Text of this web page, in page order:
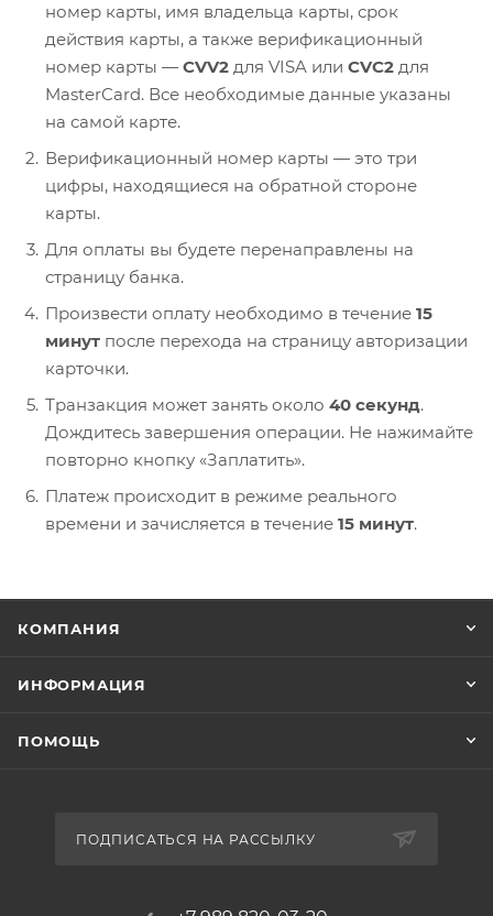
номер карты, имя владельца карты, срок
действия карты, а также верификационный
номер карты — CVV2 для VISA или CVC2 для
MasterCard. Все необходимые данные указаны
на самой карте.
Верификационный номер карты — это три
цифры, находящиеся на обратной стороне
карты.
Для оплаты вы будете перенаправлены на
страницу банка.
Произвести оплату необходимо в течение 15
минут после перехода на страницу авторизации
карточки.
Транзакция может занять около 40 секунд.
Дождитесь завершения операции. Не нажимайте
повторно кнопку «Заплатить».
Платеж происходит в режиме реального
времени и зачисляется в течение 15 минут.
КОМПАНИЯ
ИНФОРМАЦИЯ
ПОМОЩЬ
ПОДПИСАТЬСЯ НА РАССЫЛКУ